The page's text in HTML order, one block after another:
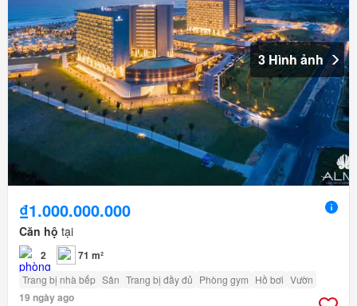
3 Hình ảnh
₫1.000.000.000
Căn hộ tại
2 71 m²
Trang bị nhà bếp Sân Trang bị đầy đủ Phòng gym Hồ bơi Vườn
19 ngày ago